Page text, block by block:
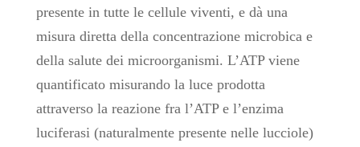
presente in tutte le cellule viventi, e dà una
misura diretta della concentrazione microbica e
della salute dei microorganismi. L’ATP viene
quantificato misurando la luce prodotta
attraverso la reazione fra l’ATP e l’enzima
luciferasi (naturalmente presente nelle lucciole)